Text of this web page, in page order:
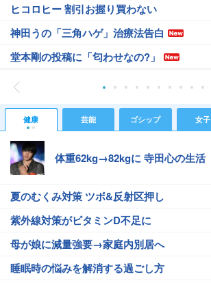
ヒコロヒー 割引お握り買わない
神田うの「三角ハゲ」治療法告白
堂本剛の投稿に「匂わせなの?」
健康 芸能 ゴシップ 女子
体重62kg→82kgに 寺田心の生活
夏のむくみ対策 ツボ&反射区押し
紫外線対策がビタミンD不足に
母が娘に減量強要→家庭内別居へ
睡眠時の悩みを解消する過ごし方